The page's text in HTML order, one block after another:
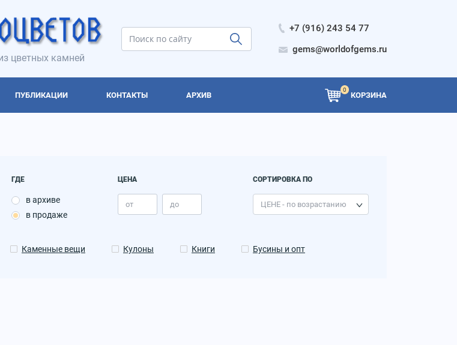
цветных камней
+7 (916) 243 54 77
gems@worldofgems.ru
ПУБЛИКАЦИИ КОНТАКТЫ АРХИВ
0
КОРЗИНА
ГДЕ
в архиве
в продаже
ЦЕНА СОРТИРОВКА ПО
Каменные вещи Кулоны Книги Бусины и опт